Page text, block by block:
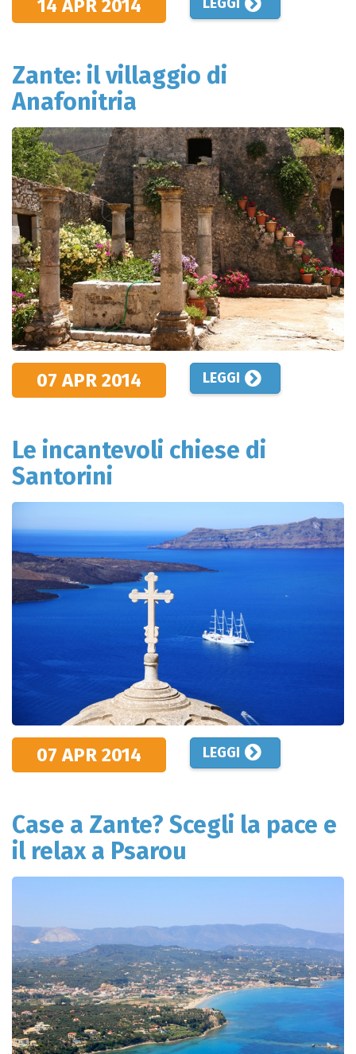
14 APR 2014 LEGGI
Zante: il villaggio di
Anafonitria
07 APR 2014 LEGGI
Le incantevoli chiese di
Santorini
07 APR 2014 LEGGI
Case a Zante? Scegli la pace e
il relax a Psarou